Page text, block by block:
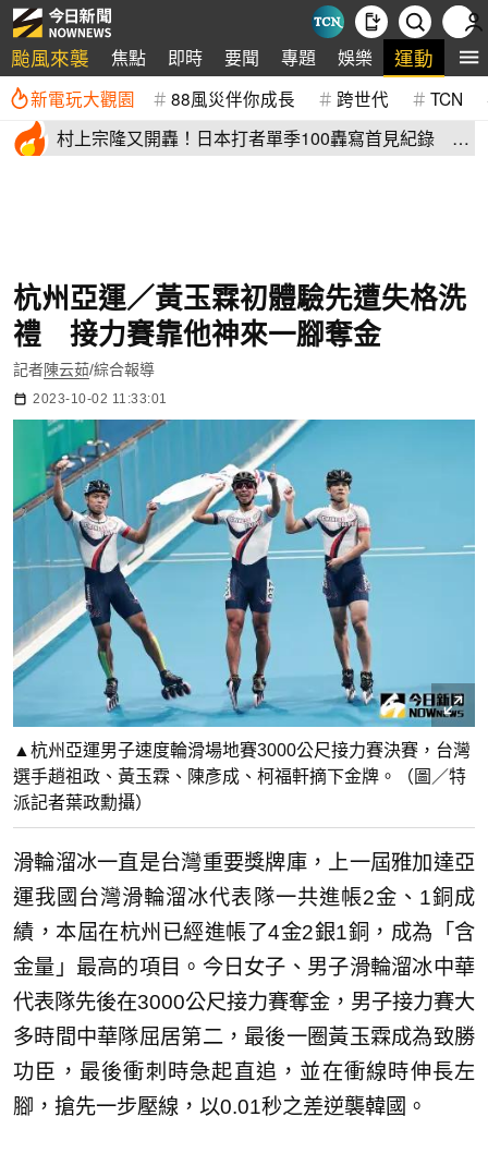
颱風來襲 焦點 即時 要聞 專題 娛樂 運動 全
新電玩大觀園 88風災伴你成長 跨世代 TCN
村上宗隆又開轟！日本打者單季100轟寫首見紀錄 這
杭州亞運／黃玉霖初體驗先遭失格洗
禮 接力賽靠他神來一腳奪金
記者陳云茹/綜合報導
2023-10-02 11:33:01
▲杭州亞運男子速度輪滑場地賽3000公尺接力賽決賽，台灣
選手趙祖政、黃玉霖、陳彥成、柯福軒摘下金牌。（圖／特
派記者葉政勳攝）
滑輪溜冰一直是台灣重要獎牌庫，上一屆雅加達亞
運我國台灣滑輪溜冰代表隊一共進帳2金、1銅成
績，本屆在杭州已經進帳了4金2銀1銅，成為「含
金量」最高的項目。今日女子、男子滑輪溜冰中華
代表隊先後在3000公尺接力賽奪金，男子接力賽大
多時間中華隊屈居第二，最後一圈黃玉霖成為致勝
功臣，最後衝刺時急起直追，並在衝線時伸長左
腳，搶先一步壓線，以0.01秒之差逆襲韓國。